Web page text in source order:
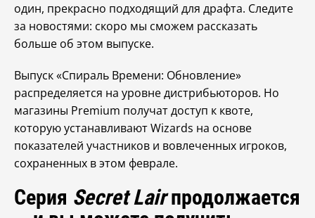
один, прекрасно подходящий для драфта. Следите
за новостями: скоро мы сможем рассказать
больше об этом выпуске.
Выпуск «Спираль Времени: Обновление»
распределяется на уровне дистрибьюторов. Но
магазины Premium получат доступ к квоте,
которую устанавливают Wizards на основе
показателей участников и вовлеченных игроков,
сохраненных в этом феврале.
Серия Secret Lairпродолжается